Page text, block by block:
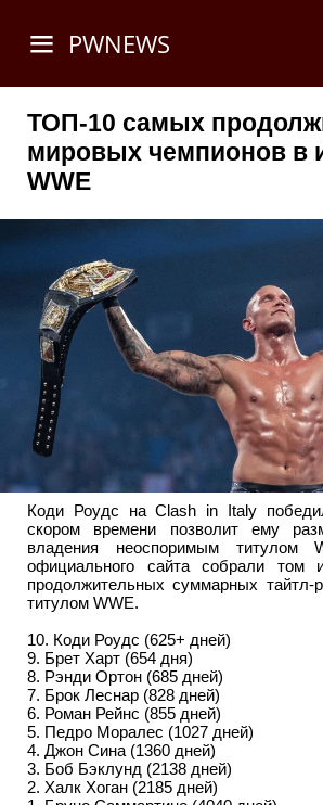
PWNEWS
ТОП-10 самых
мировых чемпионов в
WWE
Коди Роудс на Clash in Italy
скором времени позволит ему
владения неоспоримым титулом
официального сайта собрали том
продолжительных суммарных
титулом WWE.
10. Коди Роудс (625+ дней)
9. Брет Харт (654 дня)
8. Рэнди Ортон (685 дней)
7. Брок Леснар (828 дней)
6. Роман Рейнс (855 дней)
5. Педро Моралес (1027 дней)
4. Джон Сина (1360 дней)
3. Боб Бэклунд (2138 дней)
2. Халк Хоган (2185 дней)